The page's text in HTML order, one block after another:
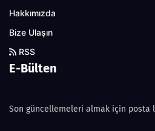
Hakkımızda
Bize Ulaşın
RSS
E-Bülten
Son güncellemeleri almak için posta